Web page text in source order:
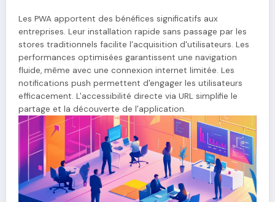
Les PWA apportent des bénéfices significatifs aux
entreprises. Leur installation rapide sans passage par les
stores traditionnels facilite l'acquisition d'utilisateurs. Les
performances optimisées garantissent une navigation
fluide, même avec une connexion internet limitée. Les
notifications push permettent d'engager les utilisateurs
efficacement. L'accessibilité directe via URL simplifie le
partage et la découverte de l'application.